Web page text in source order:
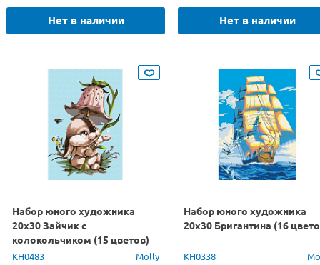
Нет в наличии Нет в наличии
Набор юного художника
20х30 Зайчик с
колокольчиком (15 цветов)
KH0483 Molly
Набор юного художника
20х30 Бригантина (16
KH0338